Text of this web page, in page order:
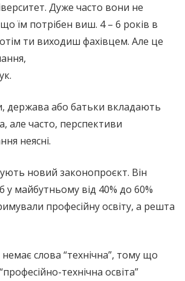
Дуже часто вони не
їм потрібен виш. 4 – 6 років в
ти виходиш фахівцем. Але це
держава або батьки вкладають
але часто, перспективи
неясні.
новий законопроєкт. Він
у майбутньому від 40% до 60%
професійну освіту, а решта
слова “технічна”, тому що
технічна освіта”